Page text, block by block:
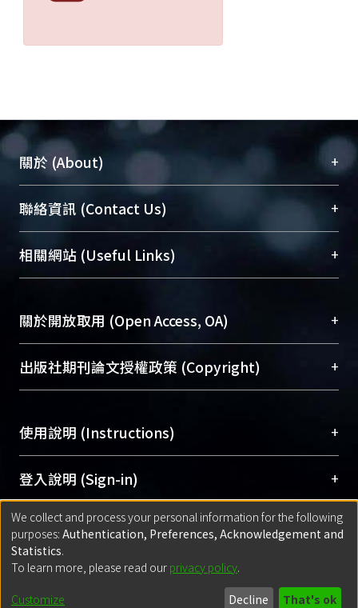
關於 (About) +
臺大位居世界頂尖大學之列，為永久珍藏及向國際
展現本校豐碩的研究成果及學術能量，圖書館整合
機構典藏（NTUR）與學術庫（AH）不同功能平
台，成為臺大學術典藏NTU scholars。期能整合研
成果。
To permanently archive and promote researcher
profiles and scholarly works, Library integrates the
services of “NTU Repository” with “Academic
聯絡資訊 (Contact Us) +
總館學科館員(Main Library)
醫學圖書館學科館員(Medical Library)
Sciences Library)
相關網站 (Useful Links) +
關於開放取用 (Open Access, OA) +
開放取用是從使用者角度提升資訊取用性的社會運
動，應用在學術研究上是透過將研究著作公開供使
用逐年攀升。同時可加速研究發展、提升研究影響
Archive）平台。 （點選深入了解OA）
出版社期刊論文授權政策 (Copyright) +
含部分內容的版權非匯入者所有，或由第三方贊
助與合作完成，請確認該版權所有者及第三方同
意提供此授權。
Please represent that the submission is your
original work, and that you have the right to
grant the rights to upload.
若欲上傳已出版的全文電子檔，可使用
policy finder
網站查詢，以確認出版單位之版權
使用說明 (Instructions) +
網站簡介(Quickstart Guide)
使用手冊(Instruction Manual)
線上預約服務(Booking Service)
登入說明 (Sign-in) +
方案一：臺灣大學計算機中心帳號登入
(With C&INC Email Account)
方案二：ORCID帳號登入(With ORCID)
匯入著作 (Submission) +
方案一：定期更新ORCID者，以ID匯入
for identifier (ORCID))
Built withDSpace-CRIS software
- Extension maintained and optimized
We collect and process your personal information for the following
purposes: Authentication, Preferences, Acknowledgement and
Statistics.
To learn more, please read our privacy policy.
Customize Decline That's ok